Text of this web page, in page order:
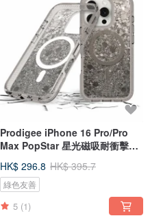
Prodigee iPhone 16 Pro/Pro
Max PopStar 星光磁吸耐衝擊手
HK$ 296.8 HK$ 395.7
綠色友善
5 (1)